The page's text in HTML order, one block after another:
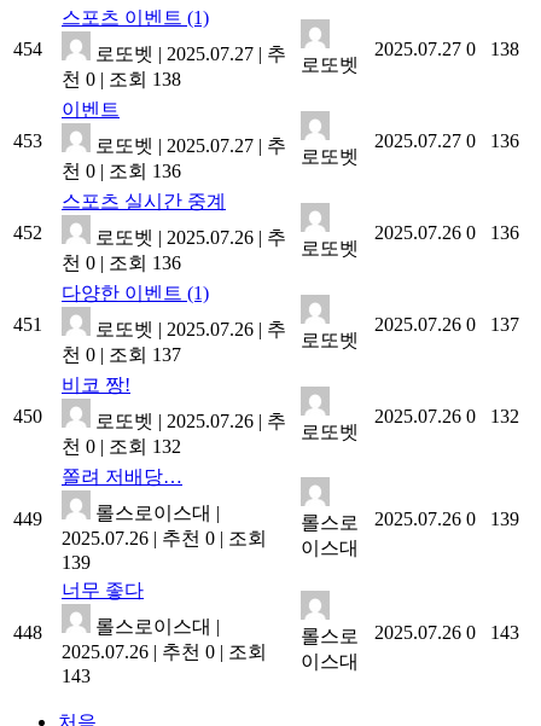
454
스포츠 이벤트 (1)
로또벳 | 2025.07.27 | 추
천 0 | 조회 138
로또벳
2025.07.27 0 138
453
이벤트
로또벳 | 2025.07.27 | 추
천 0 | 조회 136
로또벳
2025.07.27 0 136
452
스포츠 실시간 중계
로또벳 | 2025.07.26 | 추
천 0 | 조회 136
로또벳
2025.07.26 0 136
451
다양한 이벤트 (1)
로또벳 | 2025.07.26 | 추
천 0 | 조회 137
로또벳
2025.07.26 0 137
450
비코 짱!
로또벳 | 2025.07.26 | 추
천 0 | 조회 132
로또벳
2025.07.26 0 132
449
쫄려 저배당…
롤스로이스대 |
2025.07.26 | 추천 0 | 조회
139
롤스로
이스대
2025.07.26 0 139
448
너무 좋다
롤스로이스대 |
2025.07.26 | 추천 0 | 조회
143
롤스로
이스대
2025.07.26 0 143
처음